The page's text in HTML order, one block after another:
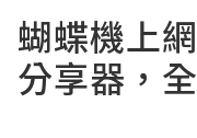
蝴蝶機上
分享器，